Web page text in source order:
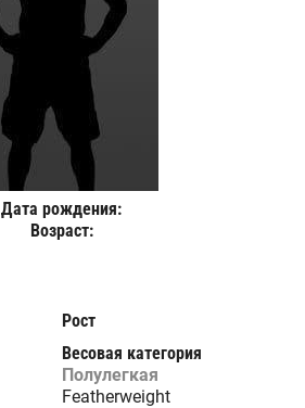
Дата рождения:
Возраст:
Рост
Весовая категория
Полулегкая
Featherweight